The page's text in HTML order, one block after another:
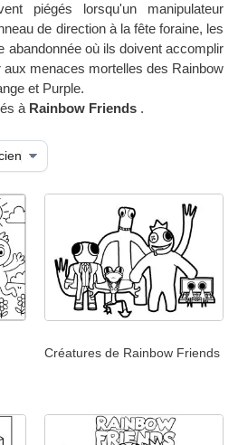
piégés lorsqu'un manipulateur
de direction à la fête foraine, les
abandonnée où ils doivent accomplir
menaces mortelles des Rainbow
et Purple.
à Rainbow Friends .
Créatures de Rainbow Friends